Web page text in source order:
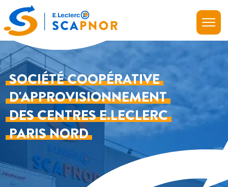
(retour en haut)
SOCIÉTÉ COOPÉRATIVE
D'APPROVISIONNEMENT
DES CENTRES E.LECLERC
PARIS NORD